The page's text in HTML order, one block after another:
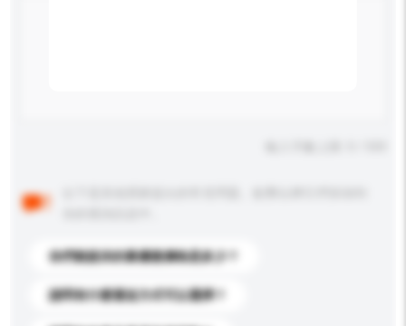
你們能提供的最優惠價格是多少？
請問有什麼運送方式可以選擇？